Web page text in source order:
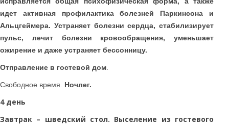
идет активная профилактика болезней Паркинсона и
Альцгеймера. Устраняет болезни сердца, стабилизирует
пульс, лечит болезни кровообращения, уменьшает
ожирение и даже устраняет бессонницу.
Отправление в гостевой дом
Свободное время. Ночлег.
4 день
Завтрак – шведский стол. Выселение из гостевого